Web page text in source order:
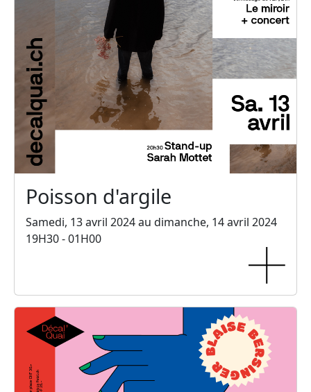
Poisson d'argile
Samedi, 13 avril 2024 au dimanche, 14 avril 2024
19H30 - 01H00